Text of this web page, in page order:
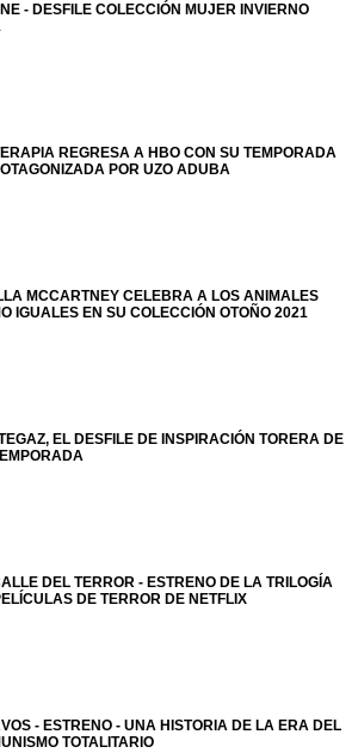
- DESFILE COLECCIÓN MUJER INVIERNO
REGRESA A HBO CON SU TEMPORADA
POR UZO ADUBA
MCCARTNEY CELEBRA A LOS ANIMALES
IGUALES EN SU COLECCIÓN OTOÑO 2021
EL DESFILE DE INSPIRACIÓN TORERA DE
DEL TERROR - ESTRENO DE LA TRILOGÍA
DE TERROR DE NETFLIX
- ESTRENO - UNA HISTORIA DE LA ERA DEL
TOTALITARIO